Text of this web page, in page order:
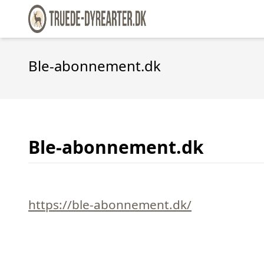
Ble-abonnement.dk
Ble-abonnement.dk
https://ble-abonnement.dk/